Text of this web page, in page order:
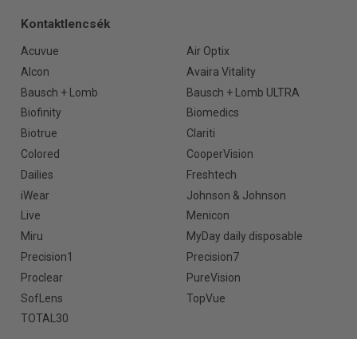
Kontaktlencsék
Acuvue
Air Optix
Alcon
Avaira Vitality
Bausch + Lomb
Bausch + Lomb ULTRA
Biofinity
Biomedics
Biotrue
Clariti
Colored
CooperVision
Dailies
Freshtech
iWear
Johnson & Johnson
Live
Menicon
Miru
MyDay daily disposable
Precision1
Precision7
Proclear
PureVision
SofLens
TopVue
TOTAL30